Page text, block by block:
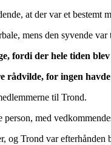
at der var et bestemt
mens den syvende
fordi der hele tiden
rådvilde, for ingen
til Trond.
med
og Trond var